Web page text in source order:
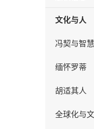
文化与人
冯契与智
缅怀罗蒂
胡适其人
全球化与